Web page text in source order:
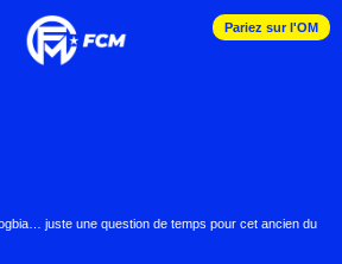
Pariez sur l'OM
juste une question de temps pour cet ancien du